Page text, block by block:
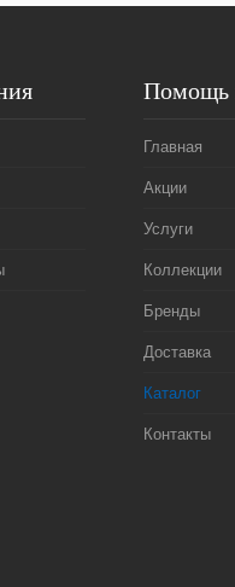
Помощь
Главная
Акции
Услуги
Коллекции
Бренды
Доставка
Каталог
Контакты